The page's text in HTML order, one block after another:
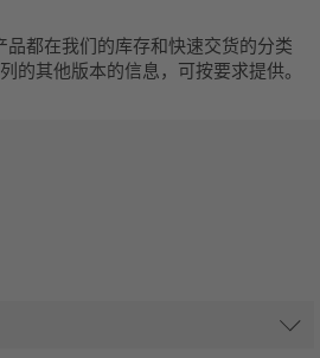
品都在我们的库存和快速交货的分类
的其他版本的信息，可按要求提供。